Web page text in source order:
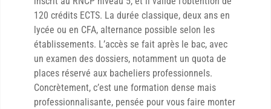
120 crédits ECTS. La durée classique, deux ans en
lycée ou en CFA, alternance possible selon les
établissements. L’accès se fait après le bac, avec
un examen des dossiers, notamment un quota de
places réservé aux bacheliers professionnels.
Concrètement, c’est une formation dense mais
professionnalisante, pensée pour vous faire monter